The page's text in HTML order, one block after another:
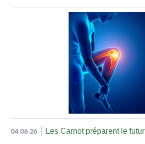
04 06 26 Les Carnot préparent le futur